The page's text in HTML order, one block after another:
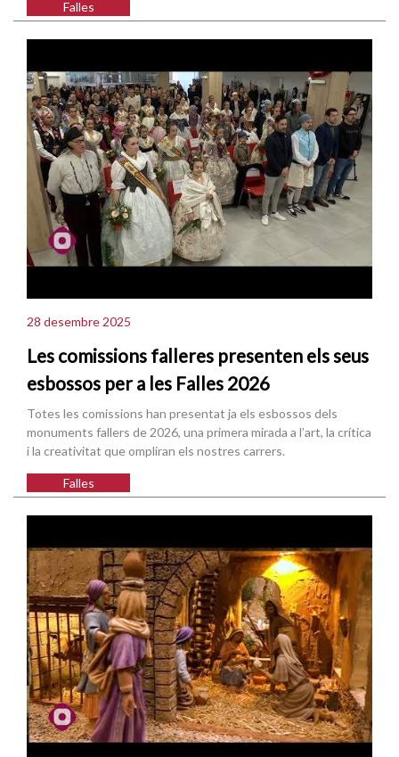
Falles
28 desembre 2025
Les comissions falleres presenten els seus
esbossos per a les Falles 2026
Totes les comissions han presentat ja els esbossos dels
monuments fallers de 2026, una primera mirada a l’art, la crítica
i la creativitat que ompliran els nostres carrers.
Falles